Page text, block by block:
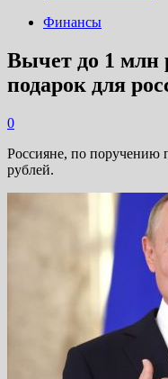
Финансы
Вычет до 1 млн
подарок для
0
Россияне, по поручению
рублей.